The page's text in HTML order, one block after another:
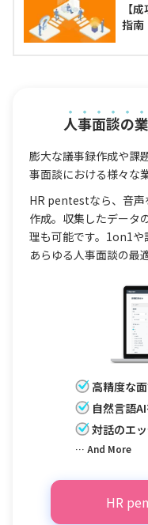
【
指南
人事面談の
膨大な議事録作成や課
事面談における様々な
HR pentestなら、音声
作成。収集したデータ
理も可能です。1on1や
あらゆる人事面談の最
高精度な
自然言語
対話のエ
… And More
HR